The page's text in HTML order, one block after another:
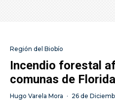
Región del Biobío
Incendio forestal
comunas de
Hugo Varela Mora · 26 de